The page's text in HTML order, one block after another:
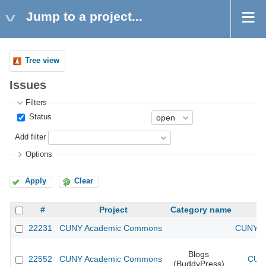
Jump to a project...
Tree view
Issues
Filters
Status
Add filter
Options
Apply Clear
# Project
Category name
22231
CUNY Academic Commons CUNY
22552 CUNY Academic Commons
Blogs
(BuddyPress)